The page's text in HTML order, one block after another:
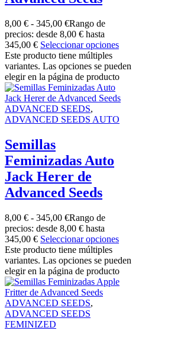
8,00 € - 345,00 €Rango de
precios: desde 8,00 € hasta
345,00 € Seleccionar opciones
Este producto tiene múltiples
variantes. Las opciones se pueden
elegir en la página de producto
ADVANCED SEEDS,
ADVANCED SEEDS AUTO
Semillas
Feminizadas Auto
Jack Herer de
Advanced Seeds
8,00 € - 345,00 €Rango de
precios: desde 8,00 € hasta
345,00 € Seleccionar opciones
Este producto tiene múltiples
variantes. Las opciones se pueden
elegir en la página de producto
ADVANCED SEEDS,
ADVANCED SEEDS
FEMINIZED